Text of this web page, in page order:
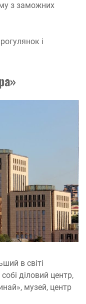
з заможних
і
в світі
діловий центр,
музей, центр